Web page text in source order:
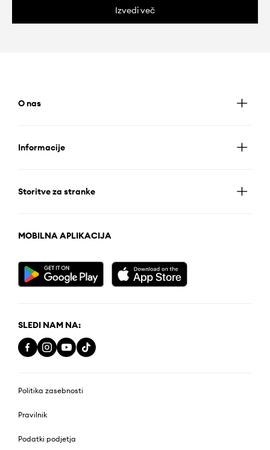
Izvedi več
O nas
Informacije
Storitve za stranke
MOBILNA APLIKACIJA
SLEDI NAM NA:
Politika zasebnosti
Pravilnik
Podatki podjetja